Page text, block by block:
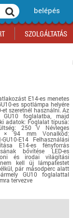
belépés
››
››
››
Fűtés
Autó
Ingatlan
››
››
››
SZOLGÁLTATÁS
››
››
E14-es menetes
es spotlámpa helyére
et szeretnél használni. Az
foglalatba, majd
adatok: Foglalat típusa:
250 V Névleges
× 94 mm Vonalkód:
E14 Felhasználási
E14-es fényforrás
bővítése LED-es
és irodai világítási
kell új lámpatestet
pár másodperc alatt
GU10 foglalattal
tervezve